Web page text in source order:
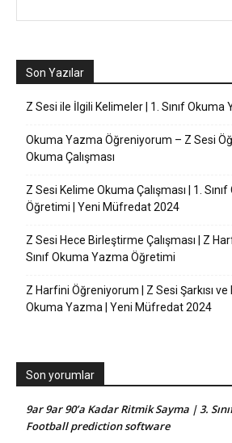
Son Yazılar
Z Sesi ile İlgili Kelimeler | 1. Sınıf
Okuma Yazma Öğreniyorum – Z Sesi
Okuma Çalışması
Z Sesi Kelime Okuma Çalışması | 1.
Öğretimi | Yeni Müfredat 2024
Z Sesi Hece Birleştirme Çalışması | Z
Sınıf Okuma Yazma Öğretimi
Z Harfini Öğreniyorum | Z Sesi Şarkısı ve
Okuma Yazma | Yeni Müfredat 2024
Son yorumlar
9ar 9ar 90’a Kadar Ritmik Sayma | 3.
Football prediction software